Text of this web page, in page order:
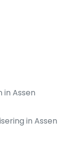
Assen
in Assen